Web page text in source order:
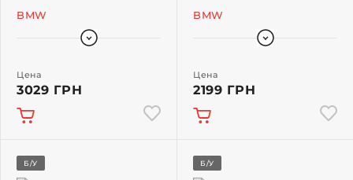
BMW
Цена
3029 ГРН
BMW
Цена
2199 ГРН
Б/У Б/У